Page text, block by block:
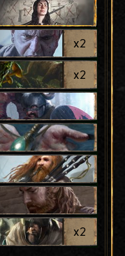
x2
x2
x2